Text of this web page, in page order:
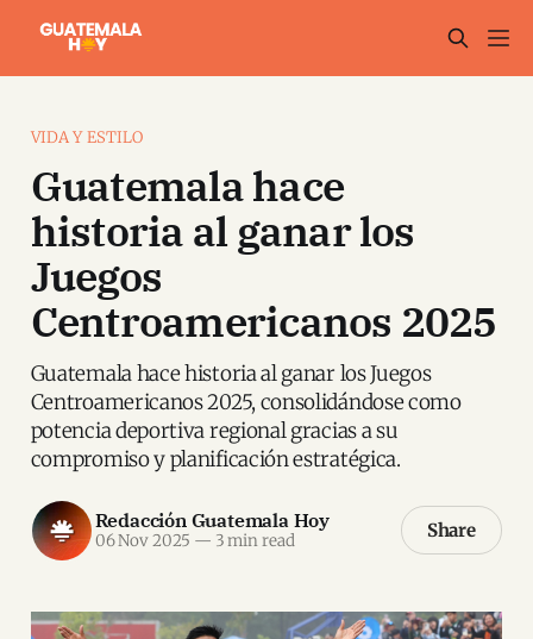
VIDA Y ESTILO
Guatemala hace
historia al ganar los
Juegos
Centroamericanos 2025
Guatemala hace historia al ganar los Juegos
Centroamericanos 2025, consolidándose como
potencia deportiva regional gracias a su
compromiso y planificación estratégica.
Redacción Guatemala Hoy
06 Nov 2025 — 3 min read Share